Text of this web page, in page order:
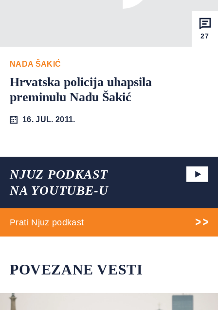
27
NADA ŠAKIĆ
Hrvatska policija uhapsila
preminulu Nadu Šakić
16. JUL. 2011.
NJUZ PODKAST
NA YOUTUBE-U
Prati Njuz podkast
POVEZANE VESTI